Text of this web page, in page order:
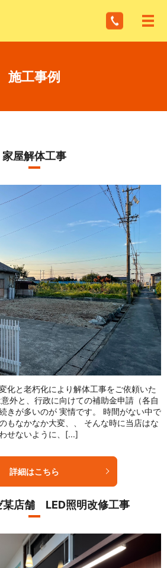
メ
施工事例
家屋解体工事
化と老朽化により解体工事をご依頼いた
外と、行政に向けての補助金申請（各自
きが多いのが 実情です。 時間がない中で
もなかなか大変、、 そんな時に当店はな
せないように、[...]
詳細はこちら
某店舗 LED照明改修工事